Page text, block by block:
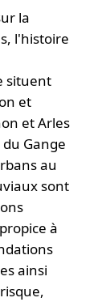
la
l'histoire
situent
et
et Arles
Gange
au
sont
à
ainsi